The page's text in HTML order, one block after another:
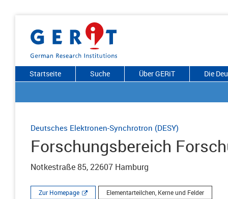
Startseite Suche Über GERiT Die
Deutsches Elektronen-Synchrotron (DESY)
Forschungsbereich
Notkestraße 85, 22607 Hamburg
Zur Homepage Elementarteilchen, Kerne und Felder